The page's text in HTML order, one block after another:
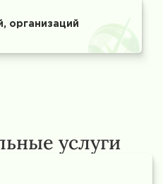
организаций
услуги